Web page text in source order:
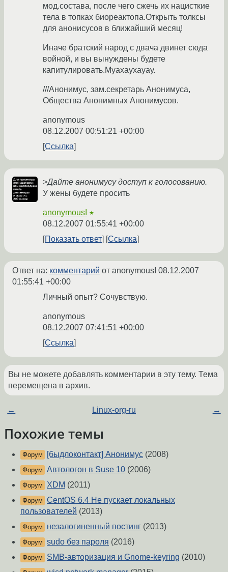
мод.состава, после чего сжечь их нацисткие
тела в топках биореактопа.Открыть толксы
для анонисусов в ближайший месяц!
Иначе братский народ с двача двинет сюда
войной, и вы вынуждены будете
капитулировать.Муахаухауау.
///Анонимус, зам.секретарь Анонимуса,
Общества Анонимных Анонимусов.
anonymous
08.12.2007 00:51:21 +00:00
Ссылка
>Дайте анонимусу доступ к голосованию.
У жены будете просить
anonymousI ★
08.12.2007 01:55:41 +00:00
Показать ответ
Ссылка
Ответ на: комментарий от anonymousI 08.12.2007
01:55:41 +00:00
Личный опыт? Сочувствую.
anonymous
08.12.2007 07:41:51 +00:00
Ссылка
Вы не можете добавлять комментарии в эту тему. Тема
перемещена в архив.
← Linux-org-ru →
Похожие темы
Форум [быдлоконтакт] Анонимус (2008)
Форум Автологон в Suse 10 (2006)
Форум XDM (2011)
Форум CentOS 6.4 Не пускает локальных
пользователей (2013)
Форум незалогиненный постинг (2013)
Форум sudo без пароля (2016)
Форум SMB-авторизация и Gnome-keyring (2010)